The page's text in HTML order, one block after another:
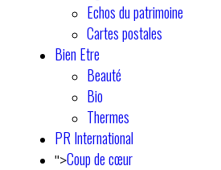
Echos du patrimoine
Cartes postales
Bien Etre
Beauté
Bio
Thermes
PR International
">Coup de cœur